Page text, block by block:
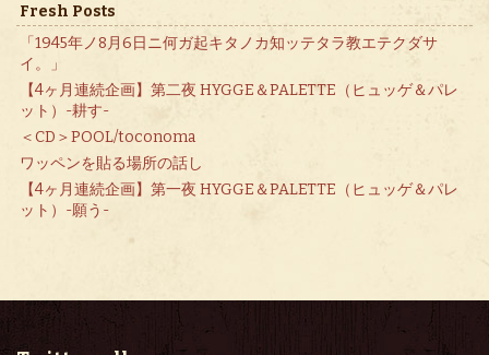
Fresh Posts
「1945年ノ8月6日ニ何ガ起キタノカ知ッテタラ教エテクダサ
イ。」
【4ヶ月連続企画】第二夜 HYGGE＆PALETTE（ヒュッゲ＆パレ
ット）-耕す-
＜CD＞POOL/toconoma
ワッペンを貼る場所の話し
【4ヶ月連続企画】第一夜 HYGGE＆PALETTE（ヒュッゲ＆パレ
ット）-願う-